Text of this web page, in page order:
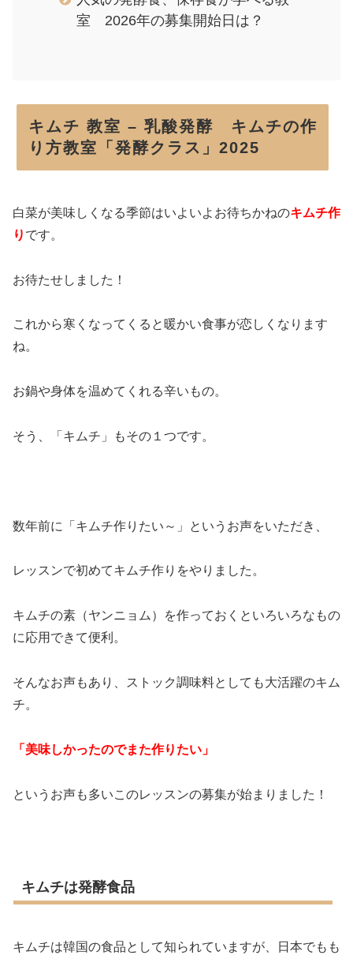
室 2026年の募集開始日は？
キムチ 教室 – 乳酸発酵 キムチの作
り方教室「発酵クラス」2025
白菜が美味しくなる季節はいよいよお待ちかねのキムチ作
り です。
お待たせしました！
これから寒くなってくると暖かい食事が恋しくなります
ね。
お鍋や身体を温めてくれる辛いもの。
そう、「キムチ」もその１つです。
数年前に「キムチ作りたい～」というお声をいただき、
レッスンで初めてキムチ作りをやりました。
キムチの素（ヤンニョム）を作っておくといろいろなもの
に応用できて便利。
そんなお声もあり、ストック調味料としても大活躍のキム
チ。
「美味しかったのでまた作りたい」
というお声も多いこのレッスンの募集が始まりました！
キムチは発酵食品
キムチは韓国の食品として知られていますが、日本でもも